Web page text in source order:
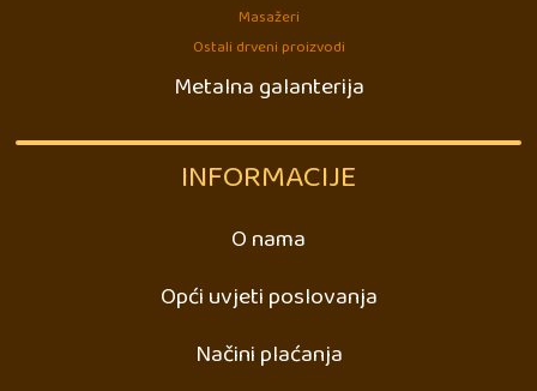
Masažeri
Ostali drveni proizvodi
Metalna galanterija
INFORMACIJE
O nama
Opći uvjeti poslovanja
Načini plaćanja